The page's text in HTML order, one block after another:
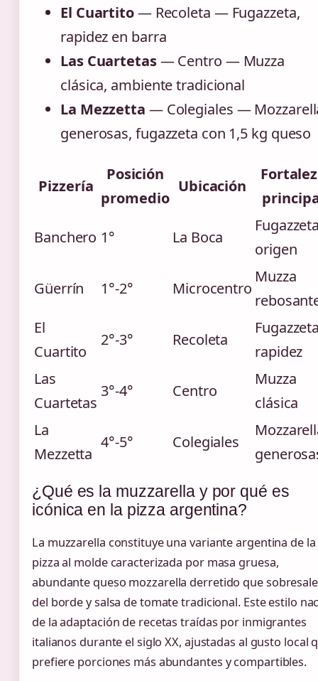
El Cuartito— Recoleta — Fugazzeta,
rapidez en barra
Las Cuartetas— Centro — Muzza
clásica, ambiente tradicional
La Mezzetta — Colegiales —
generosas, fugazzeta con 1,5 kg queso
Pizzería
Posición
promedio
Ubicación
Banchero 1° La Boca
origen
Güerrín 1°-2° Microcentro
Muzza
El
Cuartito
2°-3° Recoleta
rapidez
Las
Cuartetas
3°-4° Centro
Muzza
clásica
La
Mezzetta
4°-5° Colegiales
¿Qué es la muzzarella y por qué es
icónica en la pizza argentina?
La muzzarella constituye una variante argentina de la
pizza al molde caracterizada por masa gruesa,
abundante queso mozzarella derretido que sobresale
del borde y salsa de tomate tradicional. Este estilo
de la adaptación de recetas traídas por inmigrantes
italianos durante el siglo XX, ajustadas al gusto local
prefiere porciones más abundantes y compartibles.